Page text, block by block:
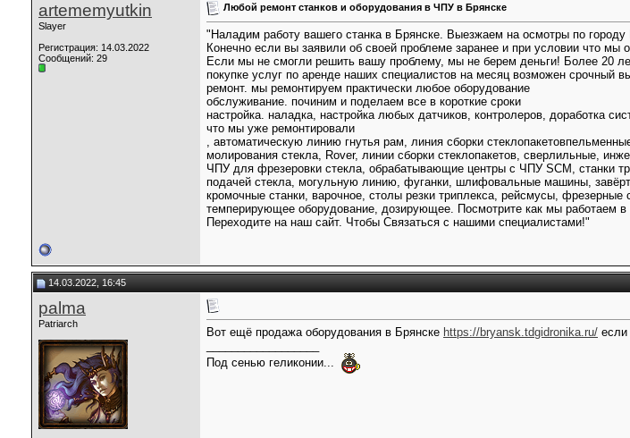
artememyutkin
Slayer
Регистрация: 14.03.2022
Сообщений: 29
Любой ремонт станков и оборудования в ЧПУ в Брянске
"Наладим работу вашего станка в Брянске. Выезжаем на осмотры по городу
Конечно если вы заявили об своей проблеме заранее и при условии что
Если мы не смогли решить вашу проблему, мы не берем деньги! Более 20
покупке услуг по аренде наших специалистов на месяц возможен срочный
ремонт. мы ремонтируем практически любое оборудование
обслуживание. починим и поделаем все в короткие сроки
настройка. наладка, настройка любых датчиков, контролеров, доработка
что мы уже ремонтировали
, автоматическую линию гнутья рам, линия сборки
молирования стекла, Rover, линии сборки стеклопакетов, сверлильные,
ЧПУ для фрезеровки стекла, обрабатывающие центры с ЧПУ SCM, станки
подачей стекла, могульную линию, фуганки, шлифовальные машины,
кромочные станки, варочное, столы резки триплекса, рейсмусы,
темперирующее оборудование, дозирующее. Посмотрите как мы работаем в
Переходите на наш сайт. Чтобы Связаться с нашими специалистами!"
14.03.2022, 16:45
palma
Patriarch
Вот ещё продажа оборудования в Брянске https://bryansk.tdgidronika.ru/ если
Под сенью геликонии...